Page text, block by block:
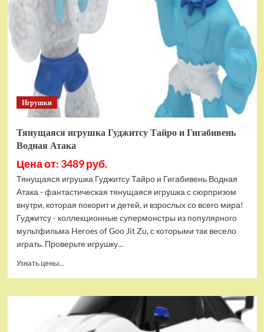
Квадрат
антистресс
(тактильная,
сенсорная)
Игрушки
Тянущаяся игрушка Гуджитсу Тайро и Гигабивень
Водная Атака
Цена от: 3489 руб.
Тянущаяся игрушка Гуджитсу Тайро и Гигабивень Водная
Атака - фантастическая тянущаяся игрушка с сюрпризом
внутри, которая покорит и детей, и взрослых со всего мира!
Гуджитсу - коллекционные супермонстры из популярного
мультфильма Heroes of Goo Jit Zu, с которыми так весело
играть. Проверьте игрушку...
Узнать цены...
Тянущаяся
игрушка
Гуджитсу